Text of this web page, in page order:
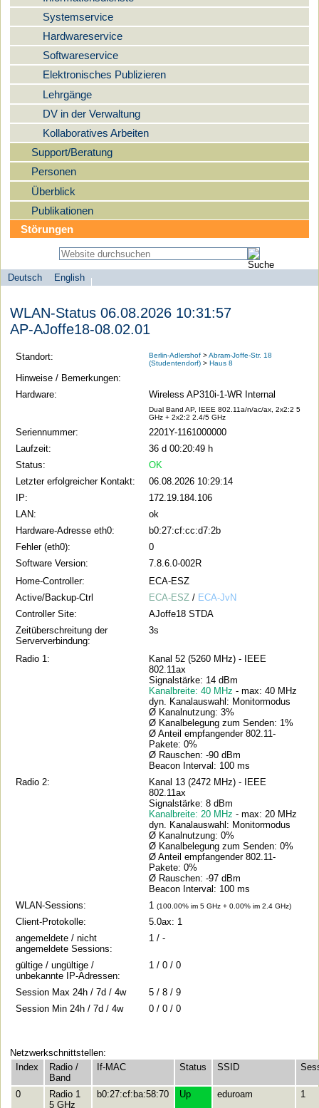
Systemservice
Hardwareservice
Softwareservice
Elektronisches Publizieren
Lehrgänge
DV in der Verwaltung
Kollaboratives Arbeiten
Support/Beratung
Personen
Überblick
Publikationen
Störungen
Sprachauswahl
Deutsch
English
search-menu
Universität
zu
Berlin
Computer-
WLAN-Status 06.08.2026 10:31:57
AP-AJoffe18-08.02.01
Standort: Berlin-Adlershof >Abram-Joffe-Str. 18
(Studentendorf) >Haus 8
Hinweise / Bemerkungen:
Hardware:
Wireless AP310i-1-WR Internal
Dual Band AP, IEEE 802.11a/n/ac/ax, 2x2:2 5
GHz + 2x2:2 2.4/5 GHz
Seriennummer:
2201Y-1161000000
Laufzeit:
36 d 00:20:49 h
Status:
OK
Letzter erfolgreicher Kontakt:
06.08.2026 10:29:14
IP:
172.19.184.106
LAN:
ok
Hardware-Adresse eth0:
b0:27:cf:cc:d7:2b
Fehler (eth0):
0
Software Version:
7.8.6.0-002R
Home-Controller:
ECA-ESZ
Active/Backup-Ctrl
ECA-ESZ / ECA-JvN
Controller Site:
AJoffe18 STDA
Zeitüberschreitung der
Serververbindung:
3s
Radio 1:
Kanal 52 (5260 MHz) - IEEE
802.11ax
Signalstärke: 14 dBm
Kanalbreite: 40 MHz- max: 40 MHz
dyn. Kanalauswahl: Monitormodus
Ø Kanalnutzung: 3%
Ø Kanalbelegung zum Senden: 1%
Ø Anteil empfangender 802.11-
Pakete: 0%
Ø Rauschen: -90 dBm
Beacon Interval: 100 ms
Radio 2:
Kanal 13 (2472 MHz) - IEEE
802.11ax
Signalstärke: 8 dBm
Kanalbreite: 20 MHz- max: 20 MHz
dyn. Kanalauswahl: Monitormodus
Ø Kanalnutzung: 0%
Ø Kanalbelegung zum Senden: 0%
Ø Anteil empfangender 802.11-
Pakete: 0%
Ø Rauschen: -97 dBm
Beacon Interval: 100 ms
WLAN-Sessions:
1(100.00% im 5 GHz + 0.00% im 2.4 GHz)
Client-Protokolle:
5.0ax: 1
angemeldete / nicht
angemeldete Sessions:
1 / -
gültige / ungültige /
unbekannte IP-Adressen:
1 / 0 / 0
Session Max 24h / 7d / 4w
5 / 8 / 9
Session Min 24h / 7d / 4w
0 / 0 / 0
Netzwerkschnittstellen:
Index
Radio /
Band
If-MAC Status SSID
0
Radio 1
5 GHz
b0:27:cf:ba:58:70 Up eduroam 1